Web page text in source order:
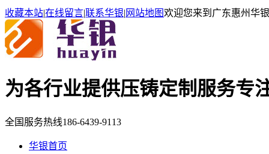
收藏本站|在线留言|联系华银| 网站地图欢迎您来到广东惠州华
为各行业提供压铸定制服务专
全国服务热线186-6439-9113
华银首页